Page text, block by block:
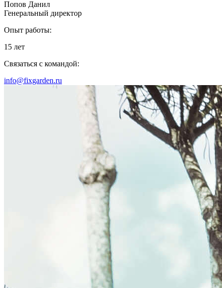
Попов Данил
Генеральный директор
Опыт работы:
15 лет
Связаться с командой:
info@fixgarden.ru